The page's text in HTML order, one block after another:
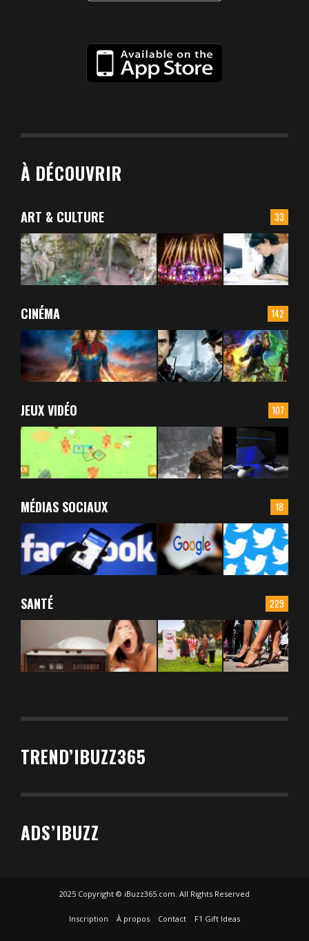
À DÉCOUVRIR
33
ART & CULTURE
142
CINÉMA
107
JEUX VIDÉO
18
MÉDIAS SOCIAUX
229
SANTÉ
TREND’IBUZZ365
ADS’IBUZZ
2025 Copyright © iBuzz365.com. All Rights Reserved
Inscription À propos Contact F1 Gift Ideas